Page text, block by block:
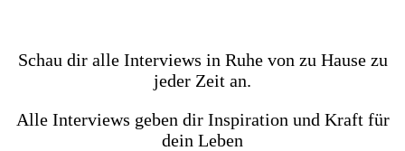
Schau dir alle Interviews in Ruhe von zu Hause zu
jeder Zeit an.
Alle Interviews geben dir Inspiration und Kraft für
dein Leben